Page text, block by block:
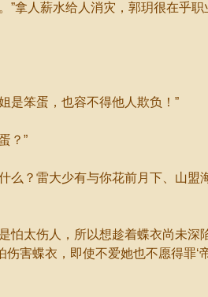
人薪水给人消灾，郭玥很在乎职
笨蛋，也容不得他人欺负！”
？”
？雷大少有与你花前月下、山盟
太伤人，所以想趁着蝶衣尚未深
害蝶衣，即使不爱她也不愿得罪‘